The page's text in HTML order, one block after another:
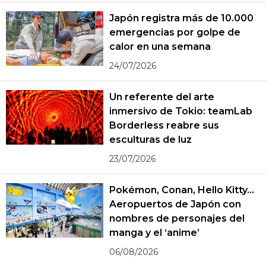
Japón registra más de 10.000
emergencias por golpe de
calor en una semana
24/07/2026
Un referente del arte
inmersivo de Tokio: teamLab
Borderless reabre sus
esculturas de luz
23/07/2026
Pokémon, Conan, Hello Kitty...
Aeropuertos de Japón con
nombres de personajes del
manga y el ‘anime’
06/08/2026